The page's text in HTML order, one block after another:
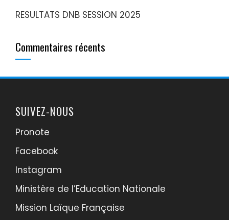
RESULTATS DNB SESSION 2025
Commentaires récents
SUIVEZ-NOUS
Pronote
Facebook
Instagram
Ministère de l’Education Nationale
Mission Laïque Française